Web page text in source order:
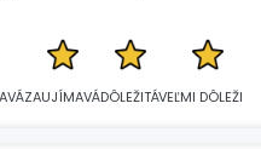
ZAUJÍMAVÁDÔLEŽITÁVEĽMI DÔLEŽITÁ